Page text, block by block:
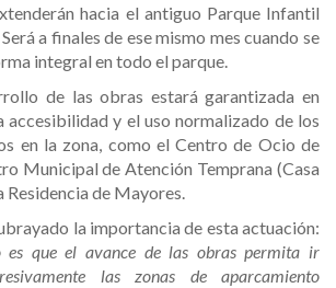
hacia el antiguo Parque Infantil
a finales de ese mismo mes cuando se
integral en todo el parque.
de las obras estará garantizada en
y el uso normalizado de los
en la zona, como el Centro de Ocio de
Municipal de Atención Temprana (Casa
Residencia de Mayores.
la importancia de esta actuación:
es que el avance de las obras permita ir
las zonas de aparcamiento